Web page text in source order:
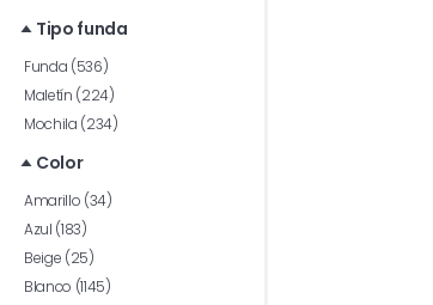
Tipo funda
Funda (536)
Maletín (224)
Mochila (234)
Color
Amarillo (34)
Azul (183)
Beige (25)
Blanco (1145)